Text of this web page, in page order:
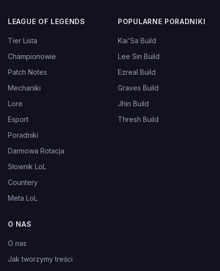
LEAGUE OF LEGENDS
Tier Lista
Championowie
Patch Notes
Mechaniki
Lore
Esport
Poradniki
Darmowa Rotacja
Słownik LoL
Countery
Meta LoL
POPULARNE PORADNIKI
Kai'Sa Build
Lee Sin Build
Ezreal Build
Graves Build
Jhin Build
Thresh Build
O NAS
O nas
Jak tworzymy treści